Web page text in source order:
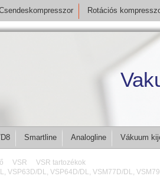
Rotációs
Smartline Analogline Vákuum
VSR
VSR tartozékok
VSP63D/DL, VSP64D/DL, VSM77D/DL,